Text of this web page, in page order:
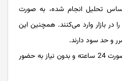
تحلیل انجام شده، به صورت
در بازار وارد می‌کنند. همچنین این
و حد سود دارند.
: امکان انجام معاملات به صورت 24 ساعته و بدون نیاز به حضور